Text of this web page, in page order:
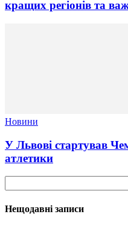
кращих регіонів та
Новини
У Львові стартував
атлетики
Нещодавні записи